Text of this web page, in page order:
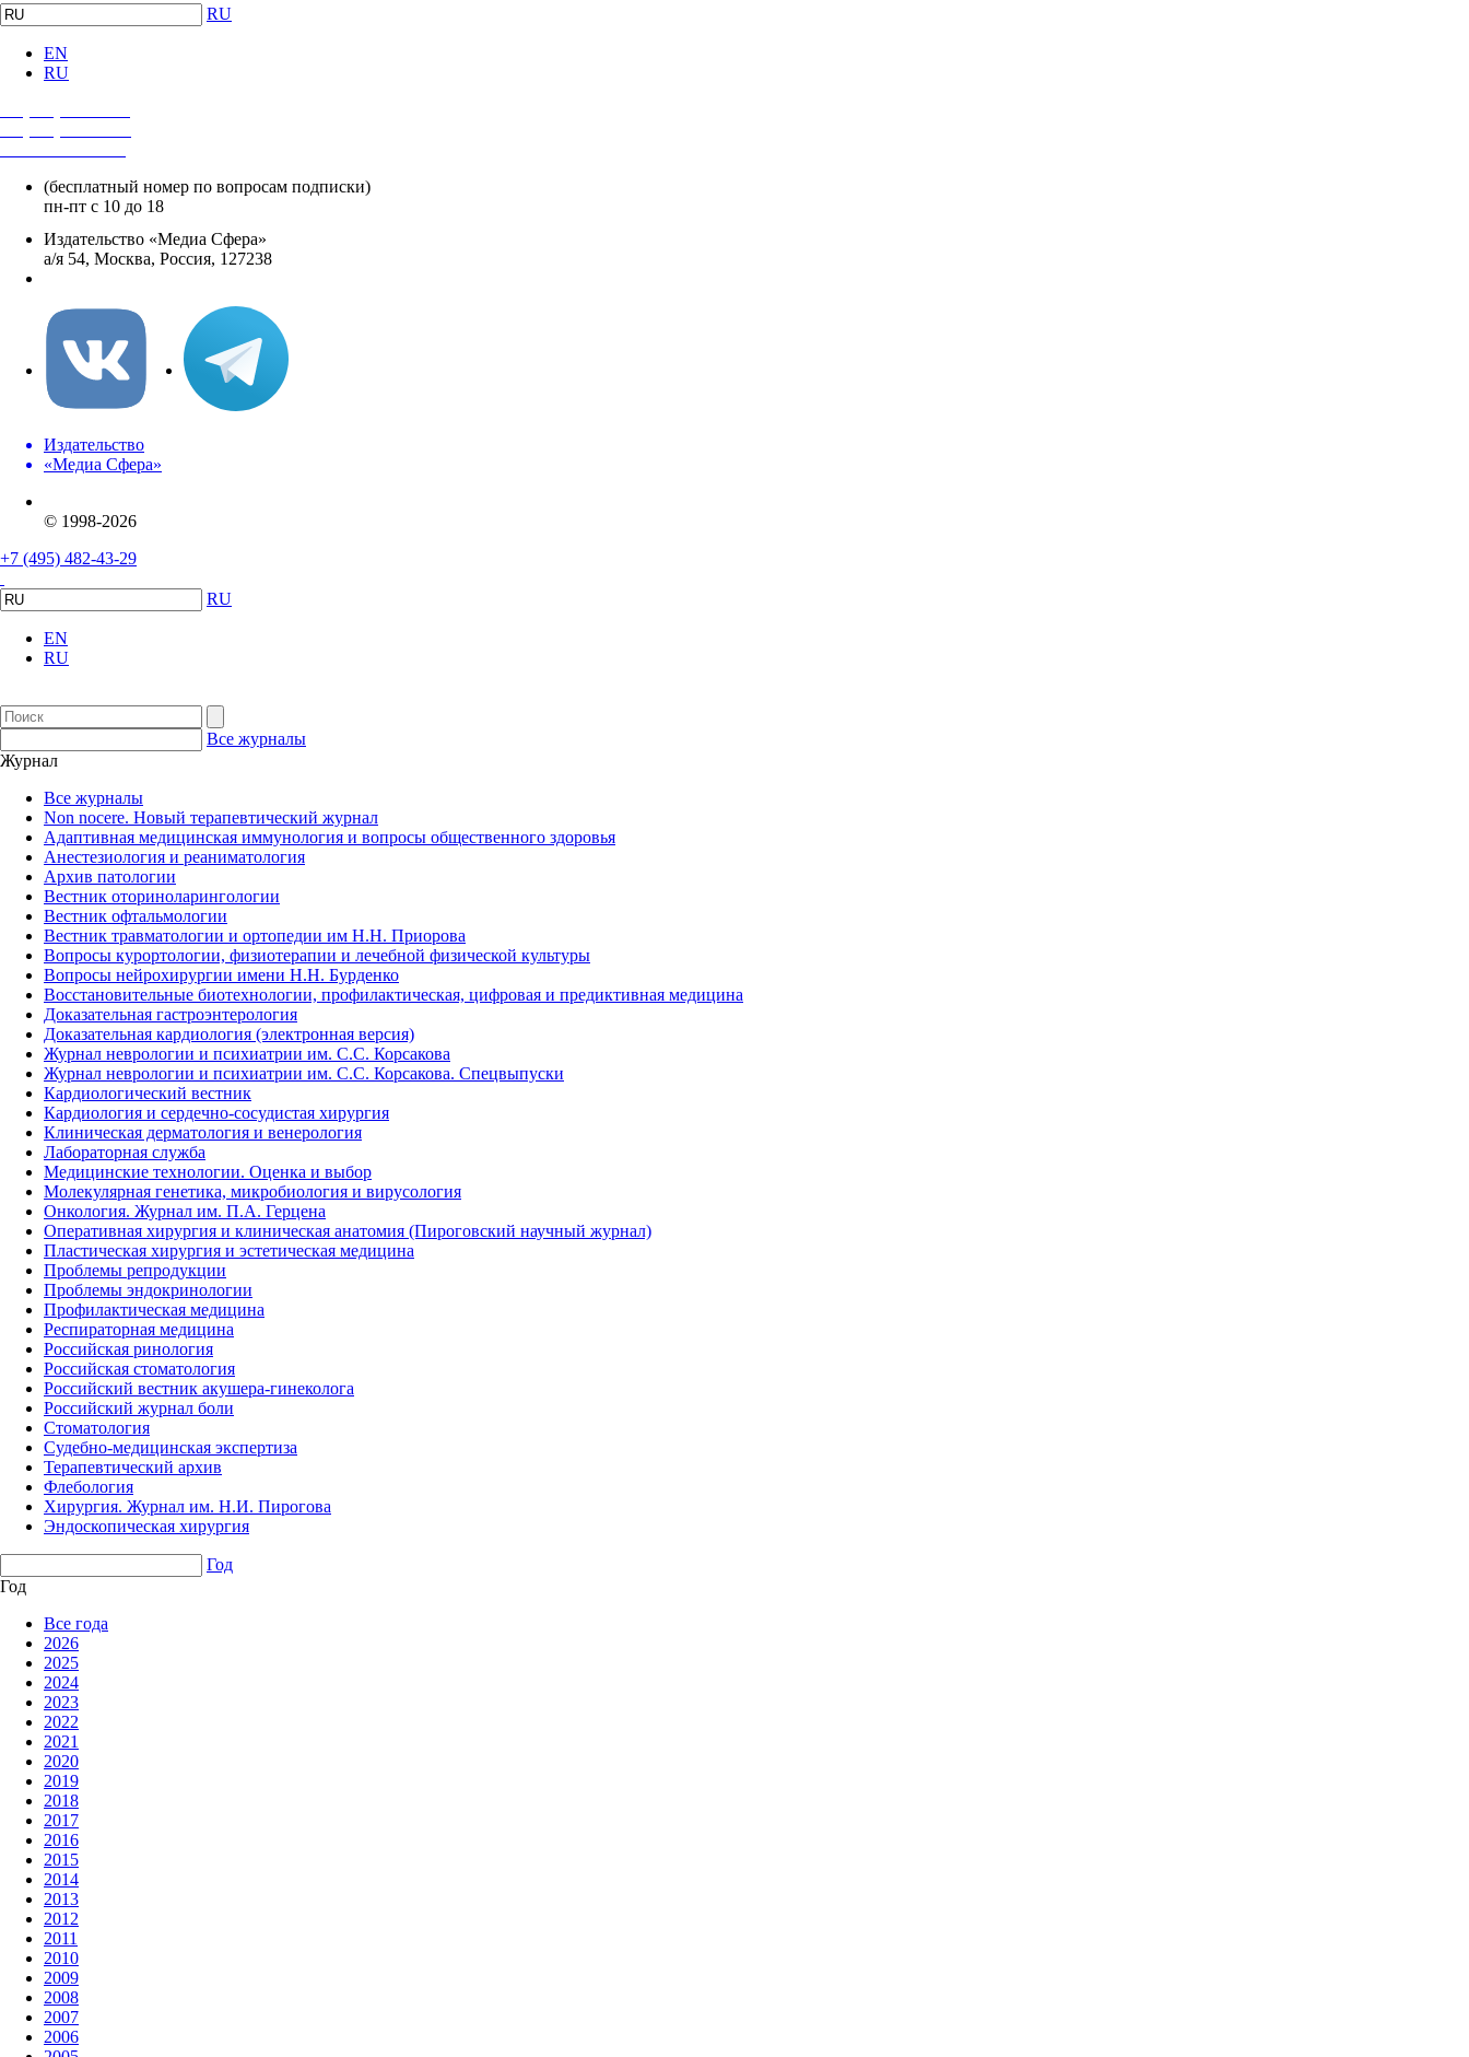
RU
EN
RU
(бесплатный номер по вопросам подписки)
пн-пт с 10 до 18
Издательство «Медиа Сфера»
а/я 54, Москва, Россия, 127238
Издательство
«Медиа Сфера»
© 1998-2026
+7 (495) 482-43-29
RU
EN
RU
Все журналы
Журнал
Все журналы
Non nocere. Новый терапевтический журнал
Адаптивная медицинская иммунология и вопросы общественного здоровья
Анестезиология и реаниматология
Архив патологии
Вестник оториноларингологии
Вестник офтальмологии
Вестник травматологии и ортопедии им Н.Н. Приорова
Вопросы курортологии, физиотерапии и лечебной физической культуры
Вопросы нейрохирургии имени Н.Н. Бурденко
Восстановительные биотехнологии, профилактическая, цифровая и предиктивная медицина
Доказательная гастроэнтерология
Доказательная кардиология (электронная версия)
Журнал неврологии и психиатрии им. С.С. Корсакова
Журнал неврологии и психиатрии им. С.С. Корсакова. Спецвыпуски
Кардиологический вестник
Кардиология и сердечно-сосудистая хирургия
Клиническая дерматология и венерология
Лабораторная служба
Медицинские технологии. Оценка и выбор
Молекулярная генетика, микробиология и вирусология
Онкология. Журнал им. П.А. Герцена
Оперативная хирургия и клиническая анатомия (Пироговский научный журнал)
Пластическая хирургия и эстетическая медицина
Проблемы репродукции
Проблемы эндокринологии
Профилактическая медицина
Респираторная медицина
Российская ринология
Российская стоматология
Российский вестник акушера-гинеколога
Российский журнал боли
Стоматология
Судебно-медицинская экспертиза
Терапевтический архив
Флебология
Хирургия. Журнал им. Н.И. Пирогова
Эндоскопическая хирургия
Год
Год
Все года
2026
2025
2024
2023
2022
2021
2020
2019
2018
2017
2016
2015
2014
2013
2012
2011
2010
2009
2008
2007
2006